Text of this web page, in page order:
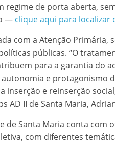
regime de porta aberta,
— clique aqui para localizar
com a Atenção Primária,
públicas. “O
para a garantia do
e protagonismo
inserção e reinserção
AD II de Santa Maria,
de Santa Maria conta com
com diferentes